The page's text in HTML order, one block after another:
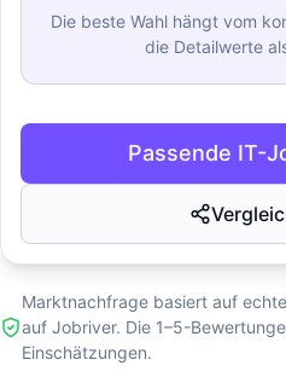
Die beste Wahl hängt vom
die Detailwerte
Passende IT-
Marktnachfrage basiert auf
auf Jobriver. Die 1–5-
Einschätzungen.